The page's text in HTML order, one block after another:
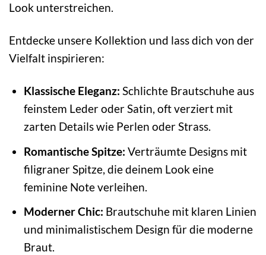
Look unterstreichen.
Entdecke unsere Kollektion und lass dich von der
Vielfalt inspirieren:
Klassische Eleganz: Schlichte Brautschuhe aus
feinstem Leder oder Satin, oft verziert mit
zarten Details wie Perlen oder Strass.
Romantische Spitze: Verträumte Designs mit
filigraner Spitze, die deinem Look eine
feminine Note verleihen.
Moderner Chic: Brautschuhe mit klaren Linien
und minimalistischem Design für die moderne
Braut.